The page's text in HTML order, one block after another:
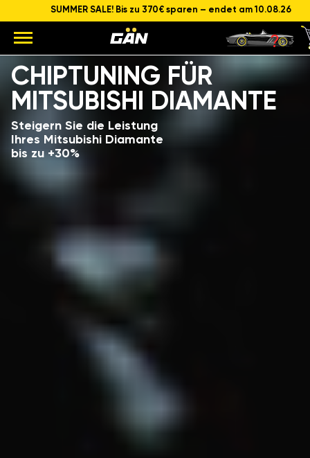
SUMMER SALE! Bis zu 370€ sparen – endet am 10.08.26
CHIPTUNING FÜR
MITSUBISHI DIAMANTE
Steigern Sie die Leistung
Ihres Mitsubishi Diamante
bis zu +30%
Modell
Hubraum und Leistung des Motors